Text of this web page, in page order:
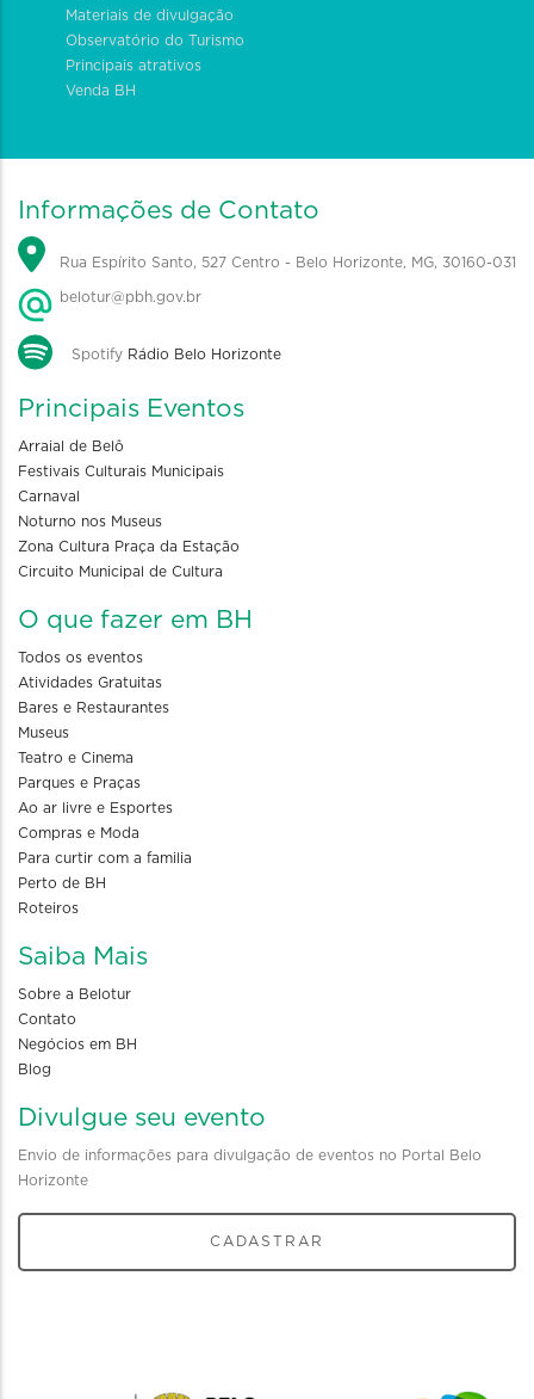
Materiais de divulgação
Observatório do Turismo
Principais atrativos
Venda BH
Informações de Contato
Rua Espírito Santo, 527 Centro - Belo Horizonte, MG, 30160-031
belotur@pbh.gov.br
Spotify Rádio Belo Horizonte
Principais Eventos
Arraial de Belô
Festivais Culturais Municipais
Carnaval
Noturno nos Museus
Zona Cultura Praça da Estação
Circuito Municipal de Cultura
O que fazer em BH
Todos os eventos
Atividades Gratuitas
Bares e Restaurantes
Museus
Teatro e Cinema
Parques e Praças
Ao ar livre e Esportes
Compras e Moda
Para curtir com a familia
Perto de BH
Roteiros
Saiba Mais
Sobre a Belotur
Contato
Negócios em BH
Blog
Divulgue seu evento
Envio de informações para divulgação de eventos no Portal Belo
Horizonte
CADASTRAR